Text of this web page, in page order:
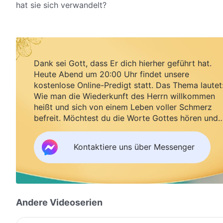
hat sie sich verwandelt?
Dank sei Gott, dass Er dich hierher geführt hat.
Heute Abend um 20:00 Uhr findet unsere
kostenlose Online-Predigt statt. Das Thema
Wie man die Wiederkunft des Herrn willkommen
heißt und sich von einem Leben voller Schmerz
befreit. Möchtest du die Worte Gottes hören und
Kontaktiere uns über Messenger
Andere Videoserien